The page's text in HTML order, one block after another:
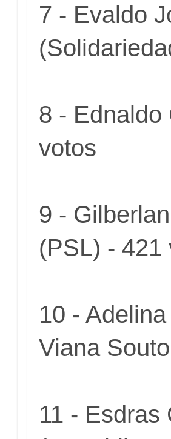
7 - Evaldo
8 - Ednaldo
votos
9 -
(PSL) - 421
10 -
Viana
11 -